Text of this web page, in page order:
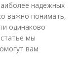
надежных
важно понимать,
одинаково
мы
вам